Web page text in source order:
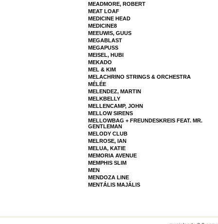
MEADMORE, ROBERT
MEAT LOAF
MEDICINE HEAD
MEDICINE8
MEEUWIS, GUUS
MEGABLAST
MEGAPUSS
MEISEL, HUBI
MEKADO
MEL & KIM
MELACHRINO STRINGS & ORCHESTRA
MÉLÉE
MELENDEZ, MARTIN
MELKBELLY
MELLENCAMP, JOHN
MELLOW SIRENS
MELLOWBAG + FREUNDESKREIS FEAT. MR.
GENTLEMAN
MELODY CLUB
MELROSE, IAN
MELUA, KATIE
MEMORIA AVENUE
MEMPHIS SLIM
MEN
MENDOZA LINE
MENTÁLIS MAJÁLIS